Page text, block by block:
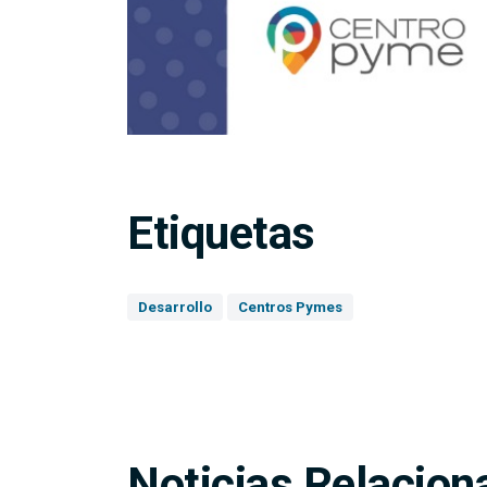
Etiquetas
Desarrollo Centros Pymes